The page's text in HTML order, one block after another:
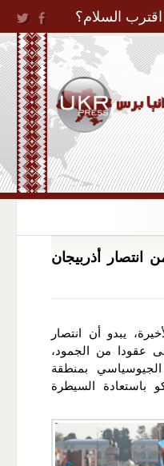
Jump
السلام؟
انتصار أذربيجان
يبدو أن انتصار
عقودا من الجمود،
بمنطقة
باستعادة السيطرة